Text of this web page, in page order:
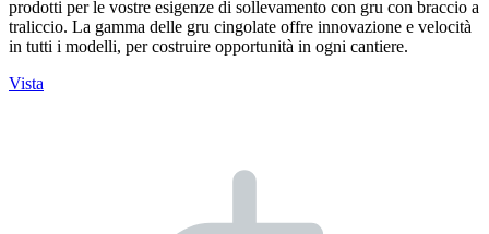
prodotti per le vostre esigenze di sollevamento con gru con braccio a
traliccio. La gamma delle gru cingolate offre innovazione e velocità
in tutti i modelli, per costruire opportunità in ogni cantiere.
Vista